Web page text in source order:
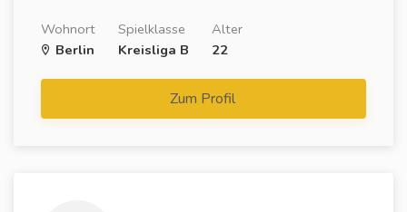
Wohnort
Berlin
Spielklasse
Kreisliga B
Alter
22
Zum Profil